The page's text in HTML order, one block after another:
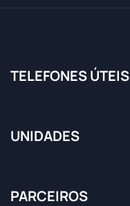
TELEFONES ÚTEIS
UNIDADES
PARCEIROS